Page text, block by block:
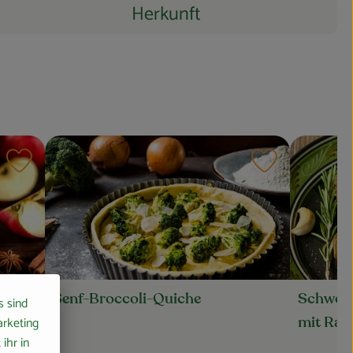
Herkunft
Rezept zu Favouriten hinzufügen
Senf-Broccoli-Quiche
Rezept zu
mit
sind
in